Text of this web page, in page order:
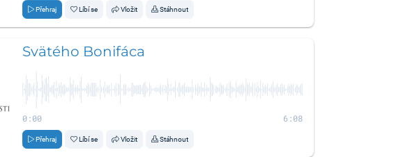
Přehraj Líbí se Vložit Stáhnout
Svätého Bonifáca
0:00 6:08
Přehraj Líbí se Vložit Stáhnout